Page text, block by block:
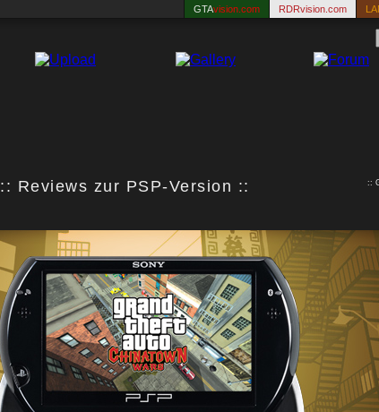
GTAvision.com RDRvision.com
:: Reviews zur PSP-Version :: ::